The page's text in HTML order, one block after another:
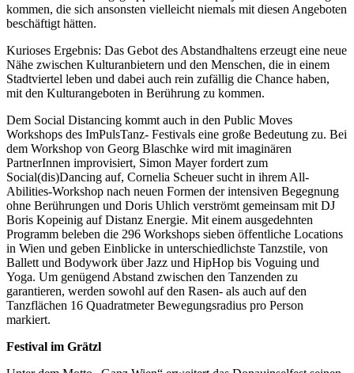
kommen, die sich ansonsten vielleicht niemals mit diesen Angeboten
beschäftigt hätten.
Kurioses Ergebnis: Das Gebot des Abstandhaltens erzeugt eine neue
Nähe zwischen Kulturanbietern und den Menschen, die in einem
Stadtviertel leben und dabei auch rein zufällig die Chance haben,
mit den Kulturangeboten in Berührung zu kommen.
Dem Social Distancing kommt auch in den Public Moves
Workshops des ImPulsTanz- Festivals eine große Bedeutung zu. Bei
dem Workshop von Georg Blaschke wird mit imaginären
PartnerInnen improvisiert, Simon Mayer fordert zum
Social(dis)Dancing auf, Cornelia Scheuer sucht in ihrem All-
Abilities-Workshop nach neuen Formen der intensiven Begegnung
ohne Berührungen und Doris Uhlich verströmt gemeinsam mit DJ
Boris Kopeinig auf Distanz Energie. Mit einem ausgedehnten
Programm beleben die 296 Workshops sieben öffentliche Locations
in Wien und geben Einblicke in unterschiedlichste Tanzstile, von
Ballett und Bodywork über Jazz und HipHop bis Voguing und
Yoga. Um genügend Abstand zwischen den Tanzenden zu
garantieren, werden sowohl auf den Rasen- als auch auf den
Tanzflächen 16 Quadratmeter Bewegungsradius pro Person
markiert.
Festival im Grätzl